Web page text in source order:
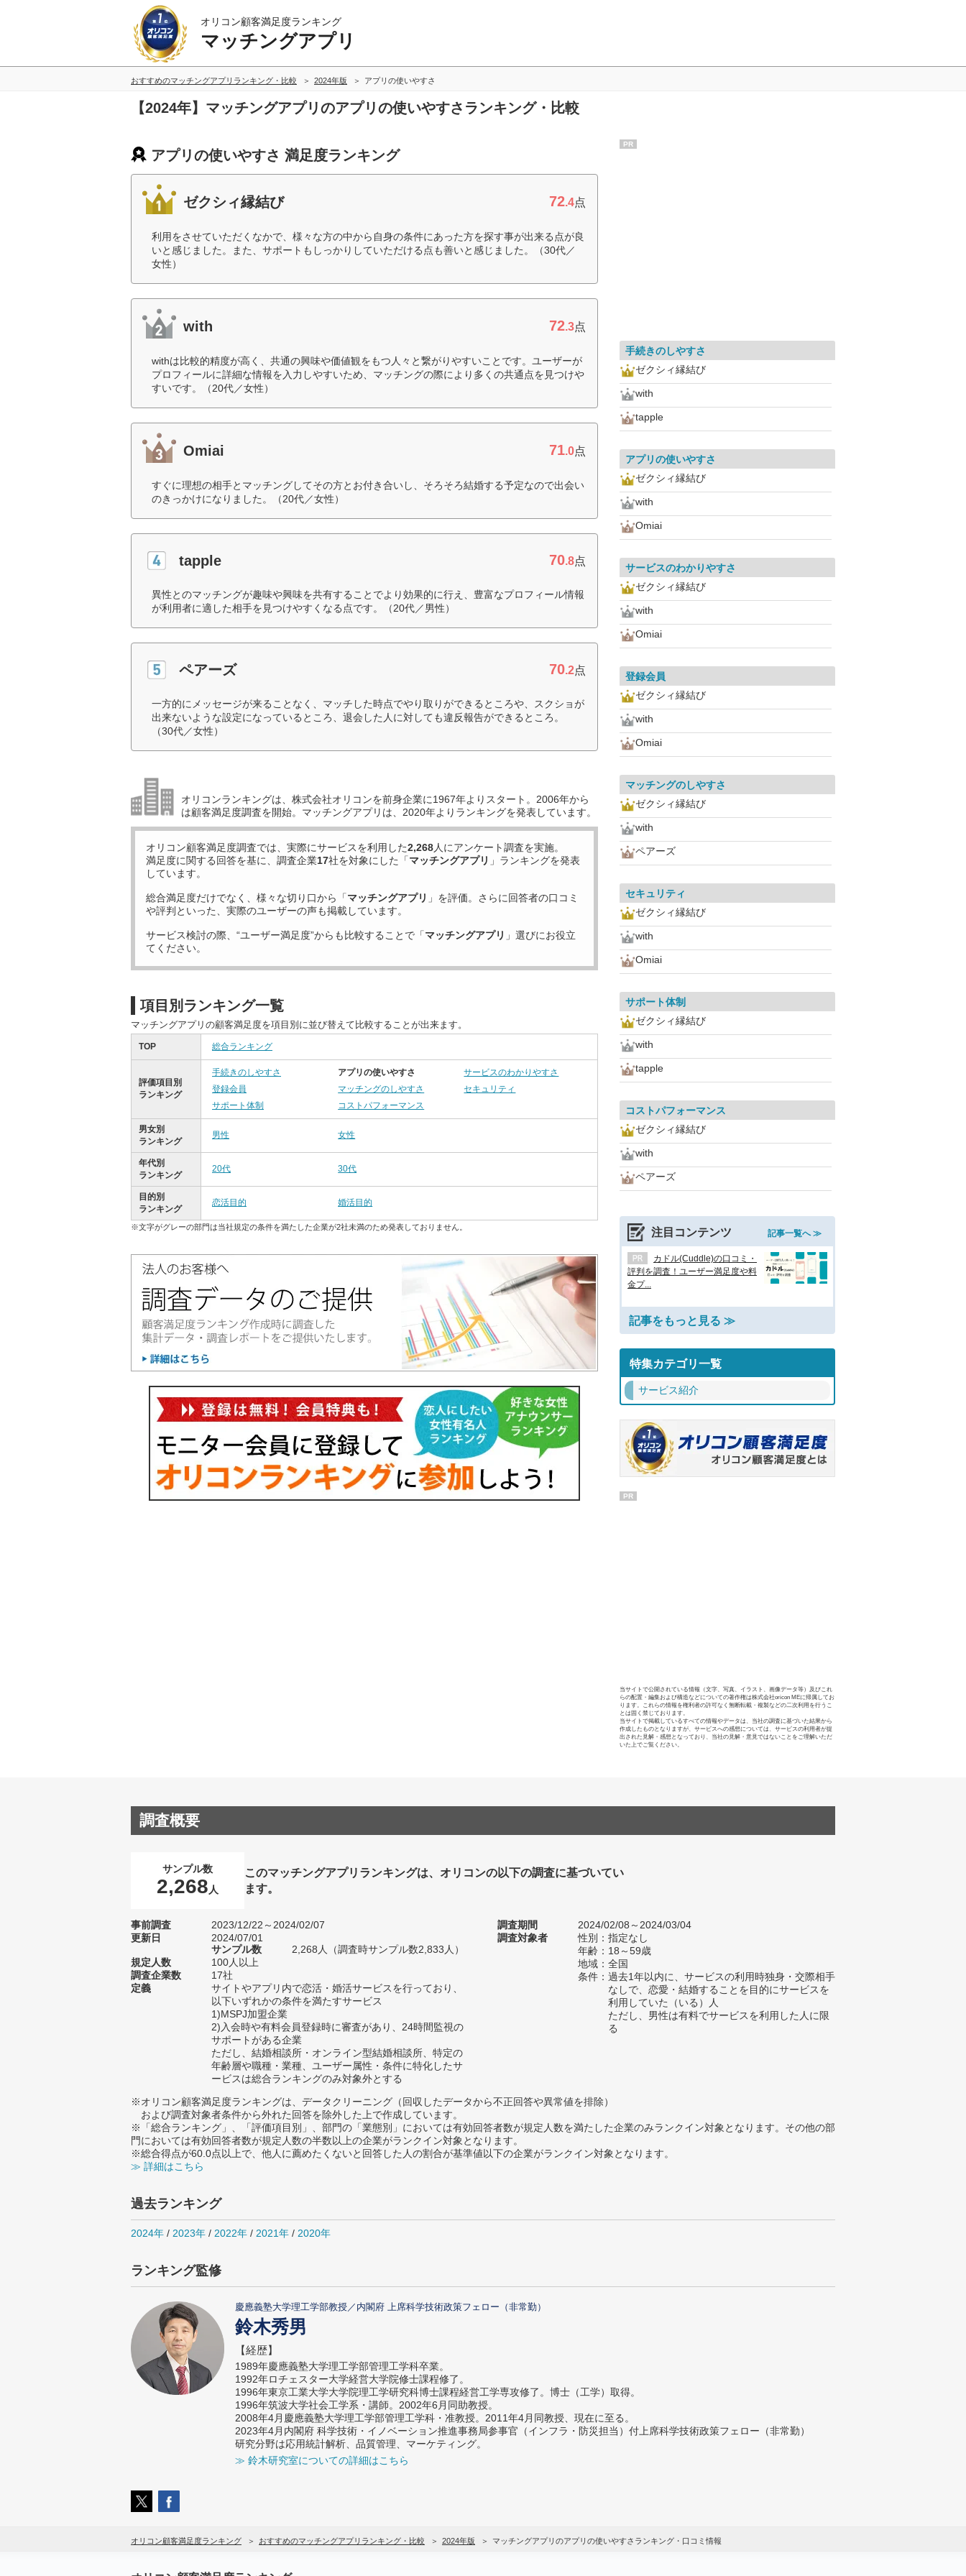
オリコン顧客満足度ランキング
マッチングアプリ
おすすめのマッチングアプリランキング・比較 2024年版 アプリの使いやすさ
【2024年】マッチングアプリのアプリの使いやすさランキング・比較
アプリの使いやすさ 満足度ランキング
ゼクシィ縁結び 72.4点
利用をさせていただくなかで、様々な方の中から自身の条件にあった方を探す事が出来る点が良
いと感じました。また、サポートもしっかりしていただける点も善いと感じました。（30代／
女性）
with 72.3点
withは比較的精度が高く、共通の興味や価値観をもつ人々と繋がりやすいことです。ユーザーが
プロフィールに詳細な情報を入力しやすいため、マッチングの際により多くの共通点を見つけや
すいです。（20代／女性）
Omiai 71.0点
すぐに理想の相手とマッチングしてその方とお付き合いし、そろそろ結婚する予定なので出会い
のきっかけになりました。（20代／女性）
tapple 70.8点
異性とのマッチングが趣味や興味を共有することでより効果的に行え、豊富なプロフィール情報
が利用者に適した相手を見つけやすくなる点です。（20代／男性）
ペアーズ 70.2点
一方的にメッセージが来ることなく、マッチした時点でやり取りができるところや、スクショが
出来ないような設定になっているところ、退会した人に対しても違反報告ができるところ。
（30代／女性）
オリコンランキングは、株式会社オリコンを前身企業に1967年よりスタート。2006年から
は顧客満足度調査を開始。マッチングアプリは、2020年よりランキングを発表しています。
オリコン顧客満足度調査では、実際にサービスを利用した2,268人にアンケート調査を実施。
満足度に関する回答を基に、調査企業17社を対象にした「マッチングアプリ 」ランキングを発表
しています。
総合満足度だけでなく、様々な切り口から「マッチングアプリ 」を評価。さらに回答者の口コミ
や評判といった、実際のユーザーの声も掲載しています。
サービス検討の際、“ユーザー満足度”からも比較することで「マッチングアプリ 」選びにお役立
てください。
項目別ランキング一覧
マッチングアプリの顧客満足度を項目別に並び替えて比較することが出来ます。
TOP 総合ランキング
評価項目別
ランキング
手続きのしやすさ アプリの使いやすさ
サービスのわかりやすさ
登録会員
マッチングのしやすさ
セキュリティ
サポート体制
コストパフォーマンス
男女別
ランキング
男性 女性
年代別
ランキング
20代 30代
目的別
ランキング
恋活目的 婚活目的
※文字がグレーの部門は当社規定の条件を満たした企業が2社未満のため発表しておりません。
PR
手続きのしやすさ
ゼクシィ縁結び
with
tapple
アプリの使いやすさ
ゼクシィ縁結び
with
Omiai
サービスのわかりやすさ
ゼクシィ縁結び
with
Omiai
登録会員
ゼクシィ縁結び
with
Omiai
マッチングのしやすさ
ゼクシィ縁結び
with
ペアーズ
セキュリティ
ゼクシィ縁結び
with
Omiai
サポート体制
ゼクシィ縁結び
with
tapple
コストパフォーマンス
ゼクシィ縁結び
with
ペアーズ
注目コンテンツ 記事一覧へ ≫
カドル(Cuddle)の口コミ・
評判を調査！ユーザー満足度や料
金プ...
記事をもっと見る ≫
特集カテゴリ一覧
サービス紹介
PR
当サイトで公開されている情報（文字、写真、イラスト、画像データ等）及びこれ
らの配置・編集および構造などについての著作権は株式会社oricon MEに帰属してお
ります。これらの情報を権利者の許可なく無断転載・複製などの二次利用を行うこ
とは固く禁じております。
当サイトで掲載しているすべての情報やデータは、当社の調査に基づいた結果から
作成したものとなりますが、サービスへの感想については、サービスの利用者が提
出された見解・感想となっており、当社の見解・意見ではないことをご理解いただ
いた上でご覧ください。
調査概要
サンプル数
2,268 人
このマッチングアプリランキングは、オリコンの以下の調査に基づいてい
ます。
事前調査
2023/12/22～2024/02/07
更新日
2024/07/01
サンプル数
2,268人（調査時サンプル数2,833人）
規定人数
100人以上
調査企業数
17社
定義
サイトやアプリ内で恋活・婚活サービスを行っており、
以下いずれかの条件を満たすサービス
1)MSPJ加盟企業
2)入会時や有料会員登録時に審査があり、24時間監視の
サポートがある企業
ただし、結婚相談所・オンライン型結婚相談所、特定の
年齢層や職種・業種、ユーザー属性・条件に特化したサ
ービスは総合ランキングのみ対象外とする
調査期間
2024/02/08～2024/03/04
調査対象者
性別：指定なし
年齢：18～59歳
地域：全国
条件：過去1年以内に、サービスの利用時独身・交際相手
なしで、恋愛・結婚することを目的にサービスを
利用していた（いる）人
ただし、男性は有料でサービスを利用した人に限
る
※オリコン顧客満足度ランキングは、データクリーニング（回収したデータから不正回答や異常値を排除）
および調査対象者条件から外れた回答を除外した上で作成しています。
※「総合ランキング」、「評価項目別」、部門の「業態別」においては有効回答者数が規定人数を満たした企業のみランクイン対象となります。その他の部
門においては有効回答者数が規定人数の半数以上の企業がランクイン対象となります。
※総合得点が60.0点以上で、他人に薦めたくないと回答した人の割合が基準値以下の企業がランクイン対象となります。
≫ 詳細はこちら
過去ランキング
2024年 / 2023年 / 2022年 / 2021年 / 2020年
ランキング監修
慶應義塾大学理工学部教授／内閣府 上席科学技術政策フェロー（非常勤）
鈴木秀男
【経歴】
1989年慶應義塾大学理工学部管理工学科卒業。
1992年ロチェスター大学経営大学院修士課程修了。
1996年東京工業大学大学院理工学研究科博士課程経営工学専攻修了。博士（工学）取得。
1996年筑波大学社会工学系・講師。2002年6月同助教授。
2008年4月慶應義塾大学理工学部管理工学科・准教授。2011年4月同教授、現在に至る。
2023年4月内閣府 科学技術・イノベーション推進事務局参事官（インフラ・防災担当）付上席科学技術政策フェロー（非常勤）
研究分野は応用統計解析、品質管理、マーケティング。
≫ 鈴木研究室についての詳細はこちら
オリコン顧客満足度ランキング おすすめのマッチングアプリランキング・比較 2024年版 マッチングアプリのアプリの使いやすさランキング・口コミ情報